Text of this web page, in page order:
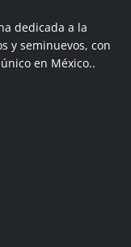
dedicada a la
y seminuevos, con
en México..